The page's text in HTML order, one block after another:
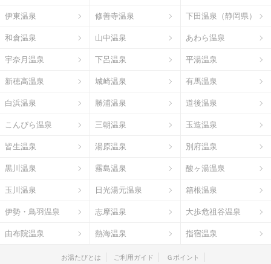
伊東温泉 修善寺温泉 下田温泉（静岡県）
和倉温泉 山中温泉 あわら温泉
宇奈月温泉 下呂温泉 平湯温泉
新穂高温泉 城崎温泉 有馬温泉
白浜温泉 勝浦温泉 道後温泉
こんぴら温泉 三朝温泉 玉造温泉
皆生温泉 湯原温泉 別府温泉
黒川温泉 霧島温泉 酸ヶ湯温泉
玉川温泉 日光湯元温泉 箱根温泉
伊勢・鳥羽温泉 志摩温泉 大歩危祖谷温泉
由布院温泉 熱海温泉 指宿温泉
お湯たびとは ご利用ガイド Ｇポイント